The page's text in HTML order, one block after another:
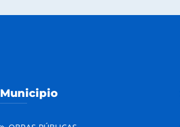
Municipio